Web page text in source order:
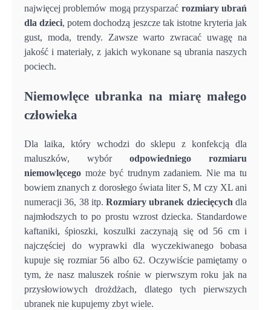
najwięcej problemów mogą przysparzać rozmiary ubrań
dla dzieci, potem dochodzą jeszcze tak istotne kryteria jak
gust, moda, trendy. Zawsze warto zwracać uwagę na
jakość i materiały, z jakich wykonane są ubrania naszych
pociech.
Niemowlęce ubranka na miarę małego
człowieka
Dla laika, który wchodzi do sklepu z konfekcją dla
maluszków, wybór odpowiedniego rozmiaru
niemowlęcego może być trudnym zadaniem. Nie ma tu
bowiem znanych z dorosłego świata liter S, M czy XL ani
numeracji 36, 38 itp.Rozmiary ubranek dziecięcych dla
najmłodszych to po prostu wzrost dziecka. Standardowe
kaftaniki, śpioszki, koszulki zaczynają się od 56 cm i
najczęściej do wyprawki dla wyczekiwanego bobasa
kupuje się rozmiar 56 albo 62. Oczywiście pamiętamy o
tym, że nasz maluszek rośnie w pierwszym roku jak na
przysłowiowych drożdżach, dlatego tych pierwszych
ubranek nie kupujemy zbyt wiele.